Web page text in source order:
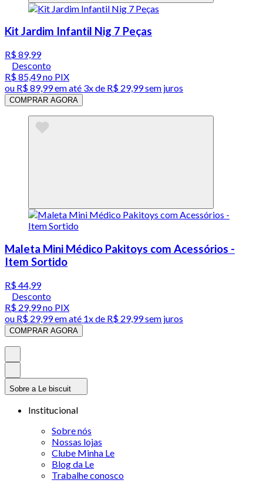
Kit Jardim Infantil Nig 7 Peças
R$ 89,99
Desconto
R$ 85,49no PIX
ou R$ 89,99em até 3x de R$ 29,99 sem juros
COMPRAR AGORA
Maleta Mini Médico Pakitoys com Acessórios -
Item Sortido
R$ 44,99
Desconto
R$ 29,99no PIX
ou R$ 29,99em até 1x de R$ 29,99sem juros
COMPRAR AGORA
Sobre a Le biscuit
Institucional
Sobre nós
Nossas lojas
Clube Minha Le
Blog da Le
Trabalhe conosco